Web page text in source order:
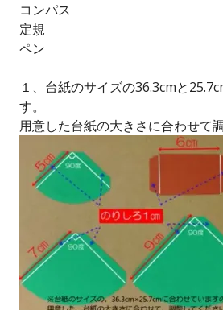
コンパス
定規
ペン
１、台紙のサイズの36.3cmと
す。
用意した台紙の大きさに合わせて